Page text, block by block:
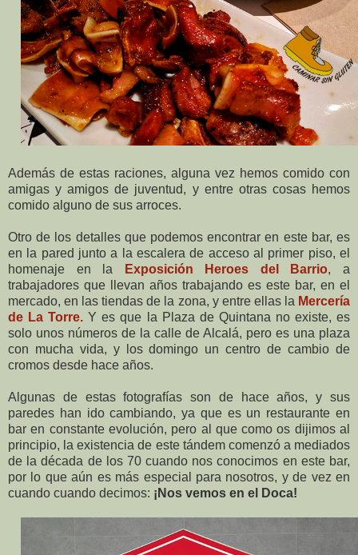
Además de estas raciones, alguna vez hemos comido con
amigas y amigos de juventud, y entre otras cosas hemos
comido alguno de sus arroces.
Otro de los detalles que podemos encontrar en este bar, es
en la pared junto a la escalera de acceso al primer piso, el
homenaje en la
Exposición Heroes del Barrio, a
trabajadores que llevan años trabajando es este bar, en el
mercado, en las tiendas de la zona, y entre ellas la Mercería
de La Torre. Y es que la Plaza de Quintana no existe, es
solo unos números de la calle de Alcalá, pero es una plaza
con mucha vida, y los domingo un centro de cambio de
cromos desde hace años.
Algunas de estas fotografías son de hace años, y sus
paredes han ido cambiando, ya que es un restaurante en
bar en constante evolución, pero al que como os dijimos al
principio, la existencia de este tándem comenzó a mediados
de la década de los 70 cuando nos conocimos en este bar,
por lo que aún es más especial para nosotros, y de vez en
cuando cuando decimos: ¡Nos vemos en el Doca!